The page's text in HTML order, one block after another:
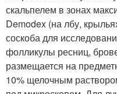
скальпелем в зонах
Demodex (на лбу,
соскоба для
фолликулы ресниц,
размещается на
10% щелочным